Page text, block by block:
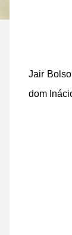
Jair
dom